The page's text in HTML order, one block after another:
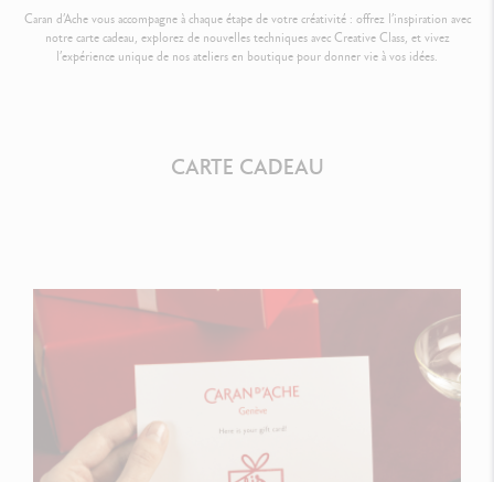
Caran d’Ache vous accompagne à chaque étape de votre créativité : offrez l’inspiration avec
notre carte cadeau, explorez de nouvelles techniques avec Creative Class, et vivez
l’expérience unique de nos ateliers en boutique pour donner vie à vos idées.
CARTE CADEAU